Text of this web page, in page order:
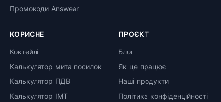
Промокоди Answear
КОРИСНЕ
Коктейлі
Калькулятор мита посилок
Калькулятор ПДВ
Калькулятор ІМТ
ПРОЄКТ
Блог
Як це працює
Наші продукти
Політика конфіденційності